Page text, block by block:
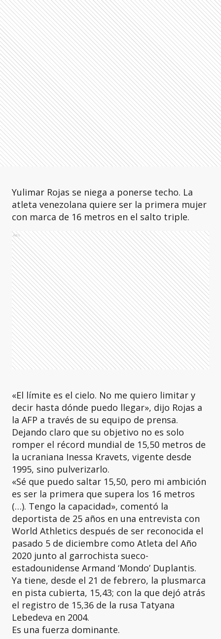
Yulimar Rojas se niega a ponerse techo. La
atleta venezolana quiere ser la primera mujer
con marca de 16 metros en el salto triple.
Ads
«El límite es el cielo. No me quiero limitar y
decir hasta dónde puedo llegar», dijo Rojas a
la AFP a través de su equipo de prensa.
Dejando claro que su objetivo no es solo
romper el récord mundial de 15,50 metros de
la ucraniana Inessa Kravets, vigente desde
1995, sino pulverizarlo.
«Sé que puedo saltar 15,50, pero mi ambición
es ser la primera que supera los 16 metros
(…). Tengo la capacidad», comentó la
deportista de 25 años en una entrevista con
World Athletics después de ser reconocida el
pasado 5 de diciembre como Atleta del Año
2020 junto al garrochista sueco-
estadounidense Armand ‘Mondo’ Duplantis.
Ya tiene, desde el 21 de febrero, la plusmarca
en pista cubierta, 15,43; con la que dejó atrás
el registro de 15,36 de la rusa Tatyana
Lebedeva en 2004.
Es una fuerza dominante.